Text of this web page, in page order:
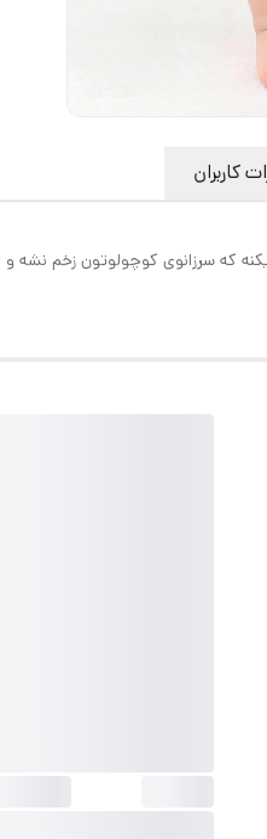
کاربران
که سرزانوی کوچولوتون زخم نشه